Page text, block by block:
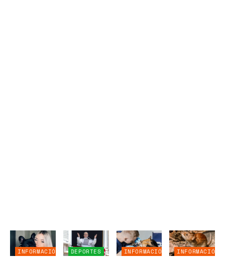
INFORMACIÓN
DEPORTES
INFORMACIÓN
INFORMACIÓN